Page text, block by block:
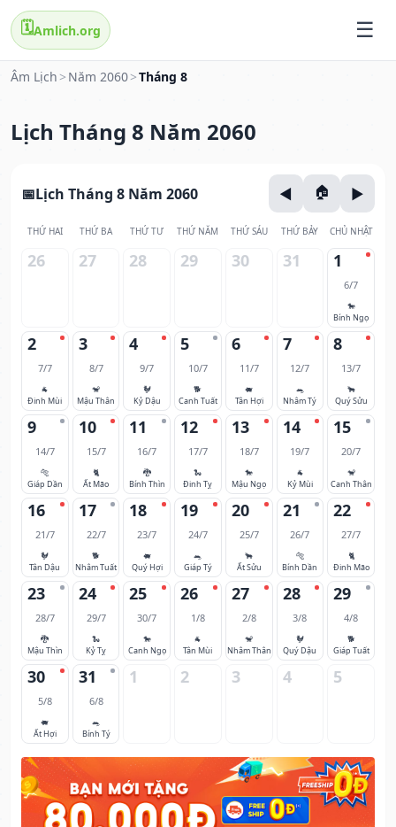
🗓️Amlich.org
Âm Lịch > Năm 2060>Tháng 8
Lịch Tháng 8 Năm 2060
Lịch Tháng 8 Năm 2060
THỨ HAI THỨ BA THỨ TƯ THỨ NĂM THỨ SÁU THỨ BẢY CHỦ NHẬT
26 27 28 29 30 31 1
6/7
🐎
Bính Ngọ
2
7/7
🐐
Đinh Mùi
3
8/7
🐒
Mậu Thân
4
9/7
🐓
Kỷ Dậu
5
10/7
🐕
Canh Tuất
6
11/7
🐖
Tân Hợi
7
12/7
🐀
Nhâm Tý
8
13/7
🐂
Quý Sửu
9
14/7
🐅
Giáp Dần
10
15/7
🐈
Ất Mão
11
16/7
🐉
Bính Thìn
12
17/7
🐍
Đinh Tỵ
13
18/7
🐎
Mậu Ngọ
14
19/7
🐐
Kỷ Mùi
15
20/7
🐒
Canh Thân
16
21/7
🐓
Tân Dậu
17
22/7
🐕
Nhâm Tuất
18
23/7
🐖
Quý Hợi
19
24/7
🐀
Giáp Tý
20
25/7
🐂
Ất Sửu
21
26/7
🐅
Bính Dần
22
27/7
🐈
Đinh Mão
23
28/7
🐉
Mậu Thìn
24
29/7
🐍
Kỷ Tỵ
25
30/7
🐎
Canh Ngọ
26
1/8
🐐
Tân Mùi
27
2/8
🐒
Nhâm Thân
28
3/8
🐓
Quý Dậu
29
4/8
🐕
Giáp Tuất
30
5/8
🐖
Ất Hợi
31
6/8
🐀
Bính Tý
1 2 3 4 5